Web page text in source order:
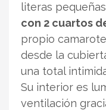
literas
con 2 cuartos
propio
desde la
una total
Su interior es
ventilación